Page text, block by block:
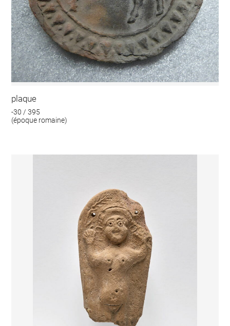
plaque
-30 / 395
(époque romaine)